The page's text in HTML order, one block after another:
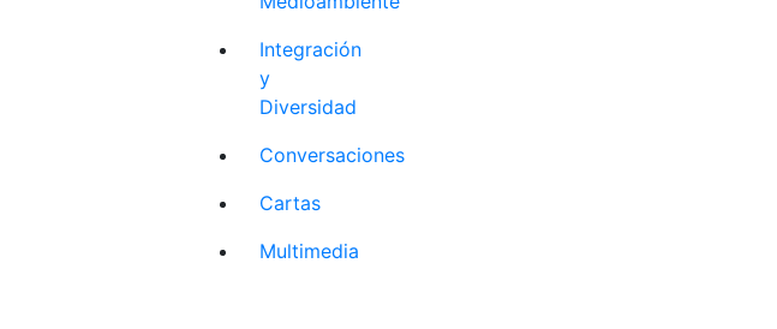
Integración
y
Diversidad
Conversaciones
Cartas
Multimedia